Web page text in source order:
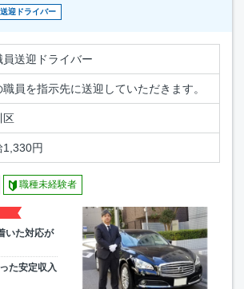
送迎ドライバー
員送迎ドライバー
職員を指示先に送迎していただきます。
区
1,330円
職種未経験者
いた対応が
た安定収入